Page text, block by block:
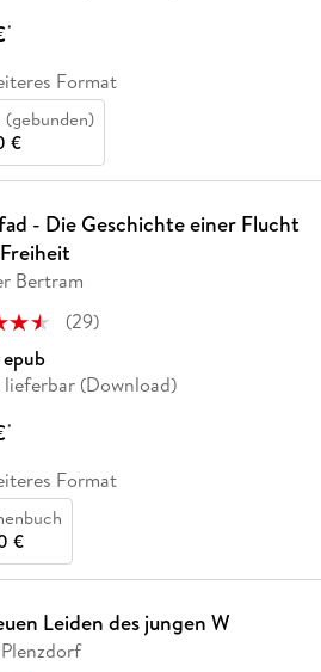
*
Format
(gebunden)
€
- Die Geschichte einer Flucht
Bertram
(29)
(Download)
*
Format
€
Leiden des jungen W